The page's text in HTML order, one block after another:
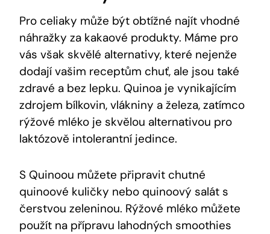
Pro celiaky‍ může být obtížné ⁢najít vhodné
náhražky⁤ za kakaové produkty. ⁣Máme pro ​
vás však skvělé alternativy,‍ které nejenže
dodají vašim⁤ receptům chuť, ale jsou také
zdravé a ⁢bez lepku. ⁣Quinoa je vynikajícím
zdrojem bílkovin, vlákniny a železa, zatímco​
rýžové mléko​ je skvělou⁢ alternativou pro
laktózově intolerantní jedince.
S ​Quinoou můžete ⁤připravit ⁢chutné
‍quinoové kuličky nebo quinoový salát s
čerstvou zeleninou. ⁤Rýžové mléko můžete
použít ‌na přípravu lahodných smoothies